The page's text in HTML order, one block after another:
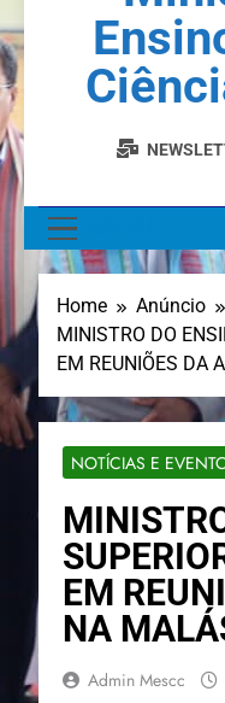
Home Anúncio
MINISTRO DO
EM REUNIÕES DA
NOTÍCIAS E
EM
NA
Admin Mescc